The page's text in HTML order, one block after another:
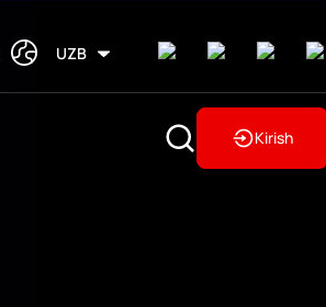
UZB
Kirish